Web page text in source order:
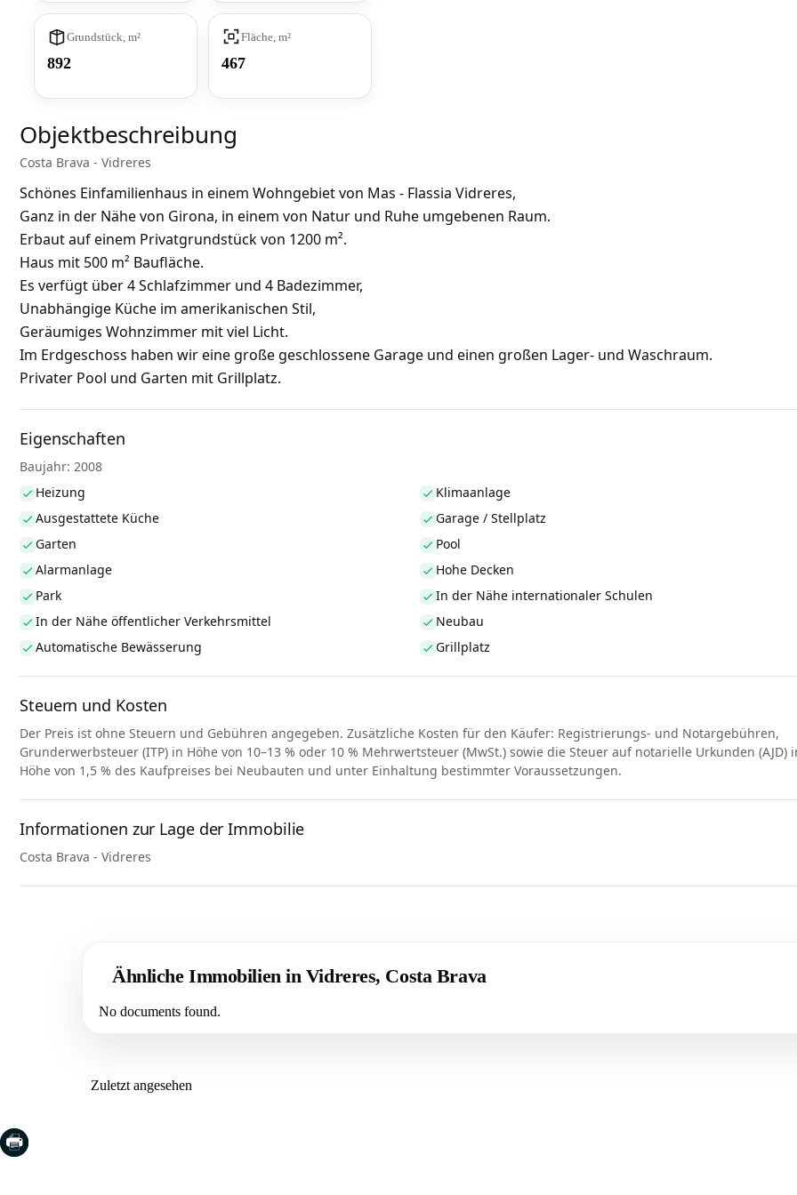
Grundstück, m²
892
Fläche, m²
467
Objektbeschreibung
Costa Brava - Vidreres
Schönes Einfamilienhaus in einem Wohngebiet von Mas - Flassia Vidreres,
Ganz in der Nähe von Girona, in einem von Natur und Ruhe umgebenen Raum.
Erbaut auf einem Privatgrundstück von 1200 m².
Haus mit 500 m² Baufläche.
Es verfügt über 4 Schlafzimmer und 4 Badezimmer,
Unabhängige Küche im amerikanischen Stil,
Geräumiges Wohnzimmer mit viel Licht.
Im Erdgeschoss haben wir eine große geschlossene Garage und einen großen Lager- und Waschraum.
Privater Pool und Garten mit Grillplatz.
Eigenschaften
Baujahr: 2008
Heizung
Klimaanlage
Ausgestattete Küche
Garage / Stellplatz
Garten
Pool
Alarmanlage
Hohe Decken
Park
In der Nähe internationaler Schulen
In der Nähe öffentlicher Verkehrsmittel
Neubau
Automatische Bewässerung
Grillplatz
Steuern und Kosten
Der Preis ist ohne Steuern und Gebühren angegeben. Zusätzliche Kosten für den Käufer: Registrierungs- und Notargebühren,
Grunderwerbsteuer (ITP) in Höhe von 10–13 % oder 10 % Mehrwertsteuer (MwSt.) sowie die Steuer auf notarielle Urkunden (AJD)
Höhe von 1,5 % des Kaufpreises bei Neubauten und unter Einhaltung bestimmter Voraussetzungen.
Informationen zur Lage der Immobilie
Costa Brava - Vidreres
Ähnliche Immobilien in Vidreres, Costa Brava
No documents found.
Zuletzt angesehen